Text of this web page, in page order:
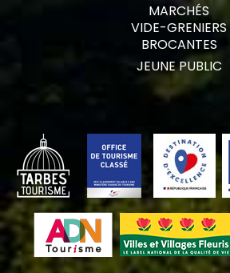
MARCHÉS
VIDE-GRENIERS
BROCANTES
JEUNE PUBLIC